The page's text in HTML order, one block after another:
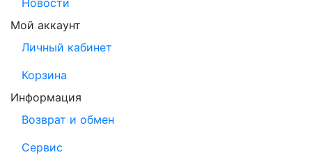
Новости
Мой аккаунт
Личный кабинет
Корзина
Информация
Возврат и обмен
Сервис